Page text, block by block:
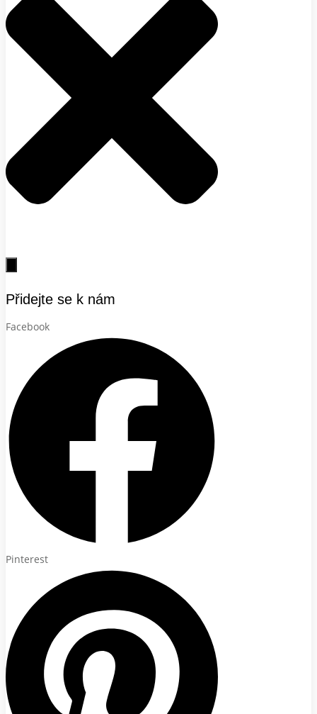
Přidejte se k nám
Facebook
Pinterest